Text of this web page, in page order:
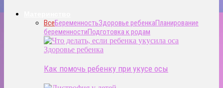
ВсеБеременностьЗдоровье ребенкаПланирование
беременностиПодготовка к родам
Здоровье ребенка
Как помочь ребенку при укусе осы